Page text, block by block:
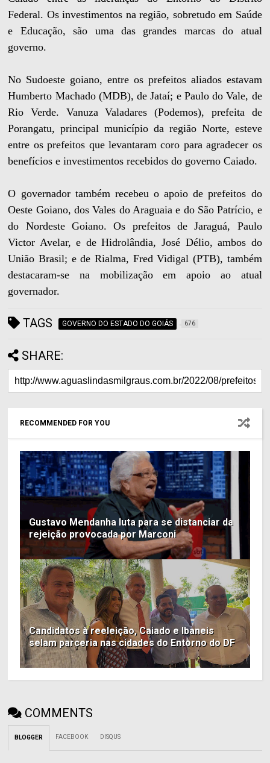
Federal. Os investimentos na região, sobretudo em Saúde
e Educação, são uma das grandes marcas do atual
governo.
No Sudoeste goiano, entre os prefeitos aliados estavam
Humberto Machado (MDB), de Jataí; e Paulo do Vale, de
Rio Verde. Vanuza Valadares (Podemos), prefeita de
Porangatu, principal município da região Norte, esteve
entre os prefeitos que levantaram coro para agradecer os
benefícios e investimentos recebidos do governo Caiado.
O governador também recebeu o apoio de prefeitos do
Oeste Goiano, dos Vales do Araguaia e do São Patrício, e
do Nordeste Goiano. Os prefeitos de Jaraguá, Paulo
Victor Avelar, e de Hidrolândia, José Délio, ambos do
União Brasil; e de Rialma, Fred Vidigal (PTB), também
destacaram-se na mobilização em apoio ao atual
governador.
TAGS GOVERNO DO ESTADO DO GOIÁS 676
SHARE:
RECOMMENDED FOR YOU
Gustavo Mendanha luta para se distanciar da
rejeição provocada por Marconi
Candidatos à reeleição, Caiado e Ibaneis
selam parceria nas cidades do Entorno do DF
COMMENTS
BLOGGER FACEBOOK DISQUS